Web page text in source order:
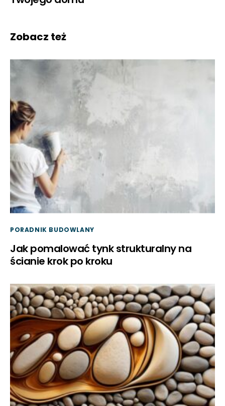
Zobacz też
PORADNIK BUDOWLANY
Jak pomalować tynk strukturalny na
ścianie krok po kroku